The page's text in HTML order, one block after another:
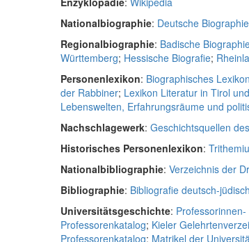
Nationalbiographie: Deutsche Biographie
Regionalbiographie: Badische
Württemberg; Hessische Biografie;
Personenlexikon: Biographisches
der Rabbiner; Lexikon Literatur in Tirol
Lebenswelten, Erfahrungsräume und
Nachschlagewerk: Geschichtsquellen
Historisches Personenlexikon:
Nationalbibliographie: Verzeichnis der
Bibliographie: Bibliografie deutsch-
Universitätsgeschichte:
Professorenkatalog; Kieler
Professorenkatalog; Matrikel der